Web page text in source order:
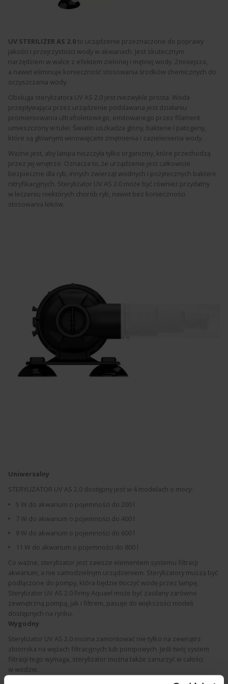
UV STERILIZER AS 2.0to urządzenie przeznaczone do poprawy
jakości i przejrzystości wody w akwariach. Jest skutecznym
narzędziem w walce z efektem zielonej i mętnej wody. Zmniejsza,
a nawet eliminuje konieczność stosowania środków chemicznych do
oczyszczania wody.
Obsługa sterylizatora UV AS 2.0 jest niezwykle prosta. Woda
przepływająca przez urządzenie poddawana jest działaniu
promieniowania ultrafioletowego, emitowanego przez filament
umieszczony w tulei. Światło uszkadza glony, bakterie i patogeny,
które są głównymi winowajcami zmętnienia i zazielenienia wody.
Ważne jest, aby lampa niszczyła tylko organizmy, które przechodzą
przez jej wnętrze. Oznacza to, że urządzenie jest całkowicie
bezpieczne dla ryb, innych zwierząt wodnych i pożytecznych bakterii
nitryfikacyjnych. Sterylizator UV AS 2.0 może być również przydatny
w leczeniu niektórych chorób ryb, nawet bez konieczności
stosowania leków.
Uniwersalny
STERYLIZATOR UV AS 2.0 dostępny jest w 4 modelach o mocy:
5 W do akwarium o pojemności do 200 l
7 W do akwarium o pojemności do 400 l
9 W do akwarium o pojemności do 600 l
11 W do akwarium o pojemności do 800 l
Co ważne, sterylizator jest zawsze elementem systemu filtracji
akwarium, a nie samodzielnym urządzeniem. Sterylizatory muszą być
podłączone do pompy, która będzie tłoczyć wodę przez lampę.
Sterylizator UV AS 2.0 firmyAquael może być zasilany zarówno
zewnętrzną pompą, jak i filtrem, pasuje do większości modeli
dostępnych na rynku.
Wygodny
Sterylizator UV AS 2.0 można zamontować nie tylko na zewnątrz
zbiornika na wężach filtracyjnych lub pompowych. Jeśli twój system
filtracji tego wymaga, sterylizator można także zanurzyć w całości
w wodzie.